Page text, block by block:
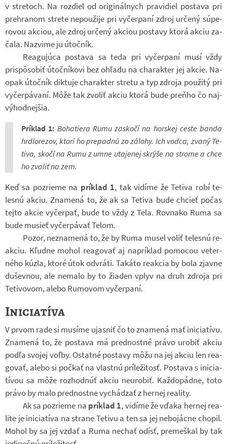
v stretoch. Na roz­diel od ori­gi­nál­nych pra­vi­diel po­stava pri
pre­hra­nom strete ne­po­u­žije pri vy­čer­paní zdroj ur­čený súpe­
ro­vou ak­ciou, ale zdroj ur­čený ak­ciou po­stavy ktorá akciu za­
čala. Na­z­vime ju útoč­ník.
Re­a­guj­úca po­stava sa teda pri vy­čer­paní musí vždy
prispôsobiť útoč­ní­kovi bez ohľadu na cha­rak­ter jej akcie. Na­
o­pak útoč­ník dik­tuje cha­rak­ter stretu a typ zdroja po­u­žitý pri
vy­čer­pá­vaní. Môže tak zvo­liť akciu ktorá bude preňho čo naj­
vý­hod­nej­šia.
Prí­klad 1: Bo­ha­tiera Rumu za­skočí na hor­skej ceste banda
hr­dlo­re­zov, ktorí ho pre­padnú zo zá­lohy. Ich vodca, zvaný Te­
tiva, skočí na Rumu z umne uta­je­nej skrýše na strome a chce
ho zva­liť na zem.
Keď sa po­zri­eme na prí­klad 1, tak vi­díme že Te­tiva robí te­
lesnú akciu. Zna­mená to, že ak sa Te­tiva bude chcieť počas
tejto akcie vy­čer­pať, bude to vždy z Tela. Rov­nako Ruma sa
bude musieť vy­čer­pá­vať Telom.
Pozor, ne­zna­mená to, že by Ruma musel voliť te­lesnú re­
ak­ciu. Kľudne mohol re­a­go­vať aj na­prí­klad po­mo­cou ve­ter­
ného kúzla, ktoré útok od­vráti. Ta­káto re­ak­cia by bola zjavne
du­šev­nou, ale ne­malo by to ži­a­den vplyv na druh zdroja pri
Te­ti­vo­vom, alebo Rumo­vom vy­čer­paní.
Iniciatíva
V prvom rade si mu­síme ujas­niť čo to zna­mená mať ini­ci­a­tívu.
Zna­mená to, že po­stava má pred­nostné právo uro­biť akciu
podľa svo­jej voľby. Ostatné po­stavy môžu na jej akciu len re­a­
go­vať, alebo si po­čkať na vlastnú prí­le­ži­tosť. Po­stava s ini­ci­a­
tí­vou sa môže roz­hod­núť akciu neu­ro­biť. Kaž­do­pádne, toto
právo by malo pred­nostne vy­chá­d­zať z her­nej re­a­lity.
Ak sa po­zri­eme na prí­klad 1, vi­díme že vďaka her­nej re­a­
lite je ini­ci­a­tíva na strane Te­tivu a ten sa jej ne­bo­jácne cho­pil.
Mohol by sa jej vzdať a Ruma ne­chať odísť, pre­meš­kal by tak